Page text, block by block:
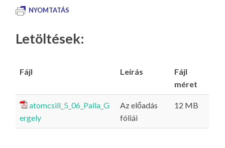
NYOMTATÁS
Letöltések:
Fájl Leírás
Fájl
méret
atomcsill_5_06_Palla_G
ergely
Az előadás
fóliái
12 MB